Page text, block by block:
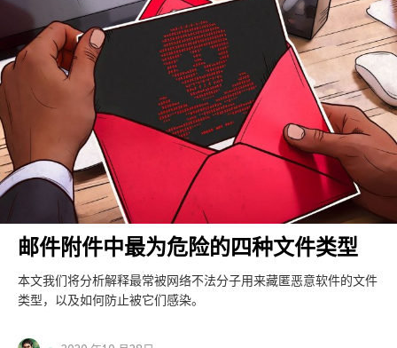
邮件附件中最为危险的四种文件类型
本文我们将分析解释最常被网络不法分子用来藏匿恶意软件的文件
类型，以及如何防止被它们感染。